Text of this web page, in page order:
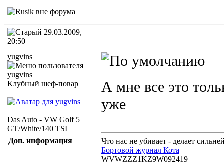
29.03.2009,
20:50
yugvins
Клубный шеф-повар
Das Auto - VW Golf 5
GT/White/140 TSI
Доп. информация
А мне все это
уже
Что нас не убивает - делает
Бортовой журнал Кота
WVWZZZ1KZ9W092419